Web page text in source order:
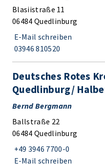
Blasiistraße 11
06484 Quedlinburg
E-Mail schreiben
03946 810520
Deutsches Rotes
Quedlinburg/
Bernd Bergmann
Ballstraße 22
06484 Quedlinburg
+49 3946 7700-0
E-Mail schreiben